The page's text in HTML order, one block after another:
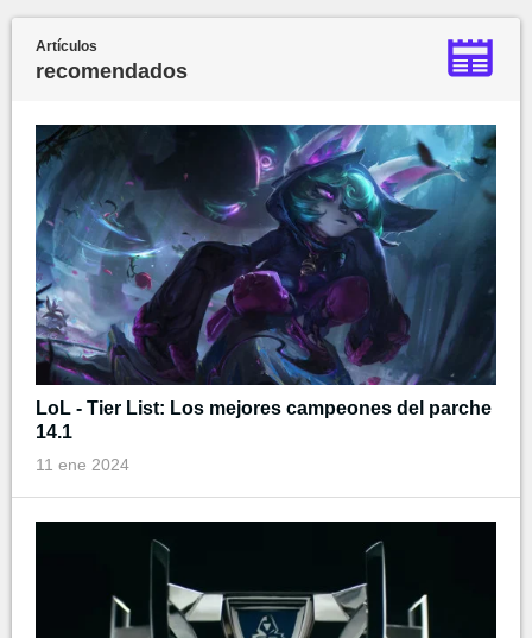
Artículos
recomendados
LoL - Tier List: Los mejores campeones del parche
14.1
11 ene 2024